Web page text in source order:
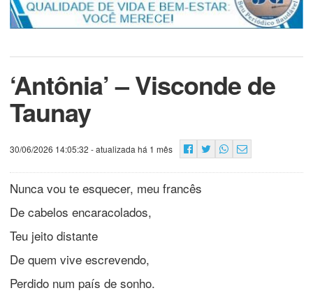
‘Antônia’ – Visconde de
Taunay
30/06/2026 14:05:32 - atualizada há 1 mês
Nunca vou te esquecer, meu francês
De cabelos encaracolados,
Teu jeito distante
De quem vive escrevendo,
Perdido num país de sonho.